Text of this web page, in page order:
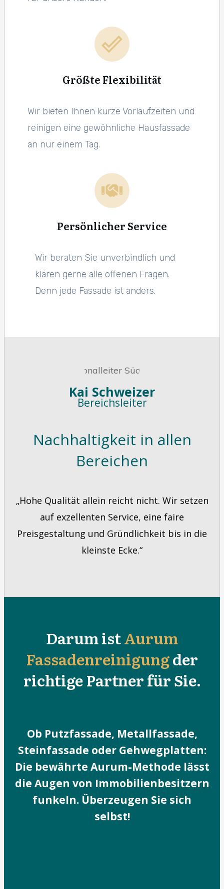
Größte Flexibilität
Wir bieten Ihnen kurze Vorlaufzeiten und
reinigen eine gewöhnliche Hausfassade
an nur einem Tag.
Persönlicher Service
Wir beraten Sie unverbindlich und
klären gerne alle offenen Fragen.
Denn jede Fassade ist anders.
Kai Schweizer
Bereichsleiter
Nachhaltigkeit in allen
Bereichen
„Hohe Qualität allein reicht nicht. Wir setzen
auf exzellenten Service, eine faire
Preisgestaltung und Gründlichkeit bis in die
kleinste Ecke.“
Darum istAurum
Fassadenreinigungder
richtige Partner für Sie.
Ob Putzfassade, Metallfassade,
Steinfassade oder Gehwegplatten:
Die bewährte Aurum-Methode lässt
die Augen von Immobilienbesitzern
funkeln. Überzeugen Sie sich
selbst!